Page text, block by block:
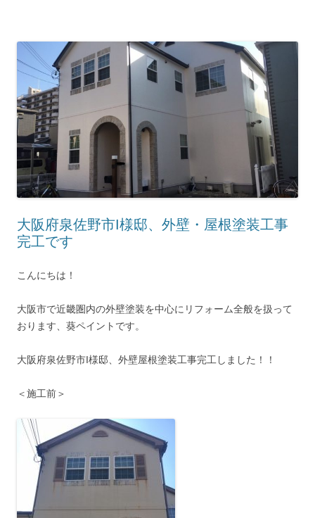
大阪府泉佐野市I様邸、外壁・屋根塗装工事
完工です
こんにちは！
大阪市で近畿圏内の外壁塗装を中心にリフォーム全般を扱って
おります、葵ペイントです。
大阪府泉佐野市I様邸、外壁屋根塗装工事完工しました！！
＜施工前＞